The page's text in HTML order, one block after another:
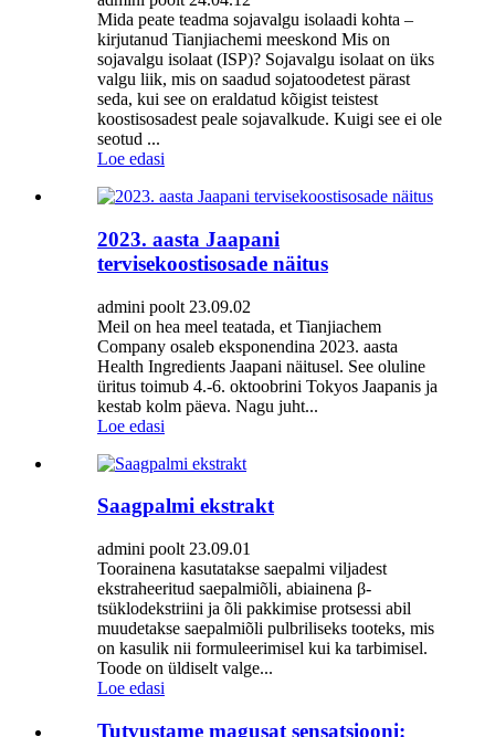
Mida peate teadma sojavalgu isolaadi kohta –
kirjutanud Tianjiachemi meeskond Mis on
sojavalgu isolaat (ISP)? Sojavalgu isolaat on üks
valgu liik, mis on saadud sojatoodetest pärast
seda, kui see on eraldatud kõigist teistest
koostisosadest peale sojavalkude. Kuigi see ei ole
seotud ...
Loe edasi
2023. aasta Jaapani
tervisekoostisosade näitus
admini poolt 23.09.02
Meil on hea meel teatada, et Tianjiachem
Company osaleb eksponendina 2023. aasta
Health Ingredients Jaapani näitusel. See oluline
üritus toimub 4.-6. oktoobrini Tokyos Jaapanis ja
kestab kolm päeva. Nagu juht...
Loe edasi
Saagpalmi ekstrakt
admini poolt 23.09.01
Toorainena kasutatakse saepalmi viljadest
ekstraheeritud saepalmiõli, abiainena β-
tsüklodekstriini ja õli pakkimise protsessi abil
muudetakse saepalmiõli pulbriliseks tooteks, mis
on kasulik nii formuleerimisel kui ka tarbimisel.
Toode on üldiselt valge...
Loe edasi
Tutvustame magusat sensatsiooni: